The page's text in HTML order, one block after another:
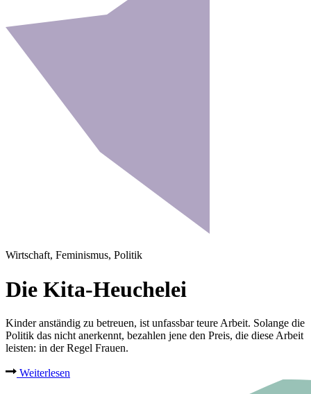
Wirtschaft, Feminismus, Politik
Die Kita-Heuchelei
Kinder anständig zu betreuen, ist unfassbar teure Arbeit. Solange die
Politik das nicht anerkennt, bezahlen jene den Preis, die diese Arbeit
leisten: in der Regel Frauen.
Weiterlesen